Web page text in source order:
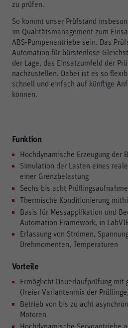
zu prüfen.
So kommt unser Prüfstand
im Qualitätsmanagement zum
ABS-Pumpenantriebe sein. Das
Automation für bürstenlose
der Lage, das Einsatzumfeld der
nachzustellen. Dabei ist es so
schnell und einfach auf künftige
können.
Funktion
Hochdynamische Erzeugung der
Simulation der Lasten eines
einer Grenzbelastung
Sechs bis acht
Thermische Konditionierung
Basis für Messapplikation und
Automation Framework, in
Erfassung von Strömen,
Drehmomenten, Temperaturen
Vorteile
Ermöglicht Dauerlaufprüfung mit
(freier Variantenmix der
Betrieb von bis zu acht
Motoren
Hochdynamische Servoantriebe